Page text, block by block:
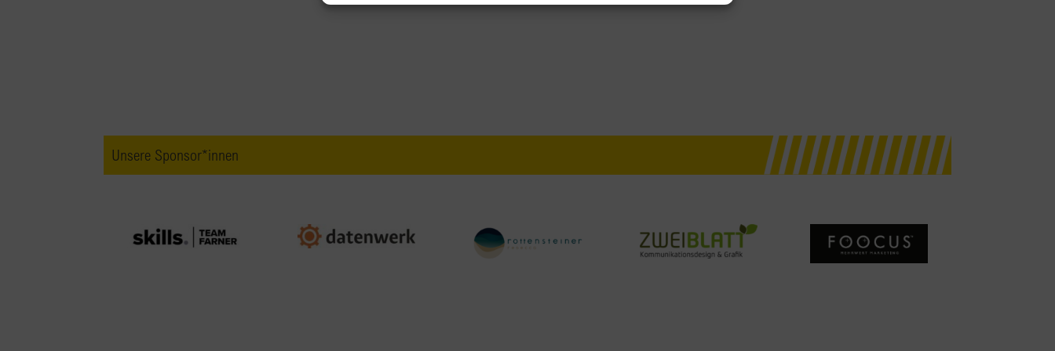
Unsere Sponsor*innen